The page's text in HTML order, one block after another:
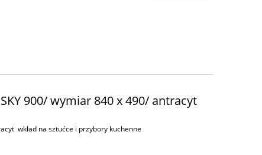
900/ wymiar 840 x 490/ antracyt
wkład na sztućce i przybory kuchenne